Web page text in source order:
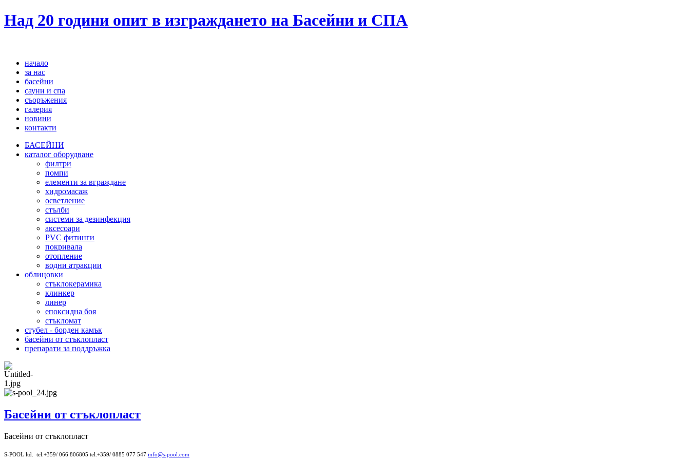
Над 20 години опит в изграждането на Басейни и СПА
начало
за нас
басейни
сауни и спа
съоръжения
галерия
новини
контакти
БАСЕЙНИ
каталог оборудване
филтри
помпи
елементи за вграждане
хидромасаж
осветление
стълби
системи за дезинфекция
аксесоари
PVC фитинги
покривала
отопление
водни атракции
облицовки
стъклокерамика
клинкер
линер
епоксидна боя
стъкломат
стубел - борден камък
басейни от стъклопласт
препарати за поддръжка
Басейни от стъклопласт
Басейни от стъклопласт
S-POOL ltd. tel.+359/ 066 806805 tel.+359/ 0885 077 547 info@s-pool.com